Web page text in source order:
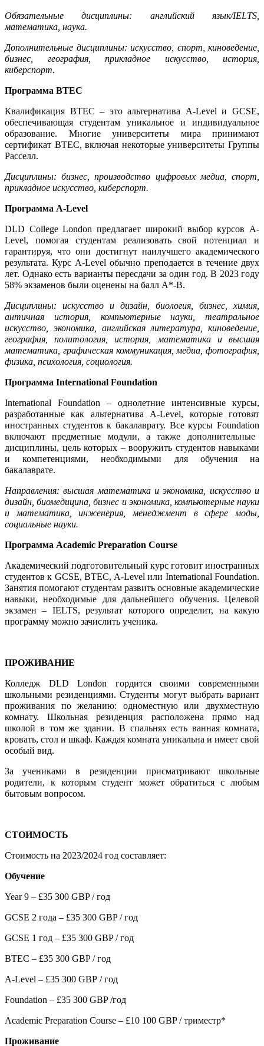
Обязательные дисциплины: английский язык/IELTS,
математика, наука.
Дополнительные дисциплины: искусство, спорт, киноведение,
бизнес, география, прикладное искусство, история,
киберспорт.
Программа BTEC
Квалификация BTEC – это альтернатива A-Level и GCSE,
обеспечивающая студентам уникальное и индивидуальное
образование. Многие университеты мира принимают
сертификат BTEC, включая некоторые университеты Группы
Расселл.
Дисциплины: бизнес, производство цифровых медиа, спорт,
прикладное искусство, киберспорт.
Программа A-Level
DLD College London предлагает широкий выбор курсов A-
Level, помогая студентам реализовать свой потенциал и
гарантируя, что они достигнут наилучшего академического
результата. Курс A-Level обычно преподается в течение двух
лет. Однако есть варианты пересдачи за один год. В 2023 году
58% экзаменов были оценены на балл А*-В.
Дисциплины: искусство и дизайн, биология, бизнес, химия,
античная история, компьютерные науки, театральное
искусство, экономика, английская литература, киноведение,
география, политология, история, математика и высшая
математика, графическая коммуникация, медиа, фотография,
физика, психология, социология.
Программа International Foundation
International Foundation – однолетние интенсивные курсы,
разработанные как альтернатива A-Level, которые готовят
иностранных студентов к бакалаврату. Все курсы Foundation
включают предметные модули, а также дополнительные
дисциплины, цель которых – вооружить студентов навыками
и компетенциями, необходимыми для обучения на
бакалаврате.
Направления: высшая математика и экономика, искусство и
дизайн, биомедицина, бизнес и экономика, компьютерные науки
и математика, инженерия, менеджмент в сфере моды,
социальные науки.
Программа Academic Preparation Course
Академический подготовительный курс готовит иностранных
студентов к GCSE, BTEC, A-Level или International Foundation.
Занятия помогают студентам развить основные академические
навыки, необходимые для дальнейшего обучения. Целевой
экзамен – IELTS, результат которого определит, на какую
программу можно зачислить ученика.
ПРОЖИВАНИЕ
Колледж DLD London гордится своими современными
школьными резиденциями. Студенты могут выбрать вариант
проживания по желанию: одноместную или двухместную
комнату. Школьная резиденция расположена прямо над
школой в том же здании. В спальнях есть ванная комната,
кровать, стол и шкаф. Каждая комната уникальна и имеет свой
особый вид.
За учениками в резиденции присматривают школьные
родители, к которым студент может обратиться с любым
бытовым вопросом.
СТОИМОСТЬ
Стоимость на 2023/2024 год составляет:
Обучение
Year 9 – £35 300 GBP / год
GCSE 2 года – £35 300 GBP / год
GCSE 1 год – £35 300 GBP / год
BTEC – £35 300 GBP / год
A-Level – £35 300 GBP / год
Foundation – £35 300 GBP /год
Academic Preparation Course – £10 100 GBP /триместр*
Проживание